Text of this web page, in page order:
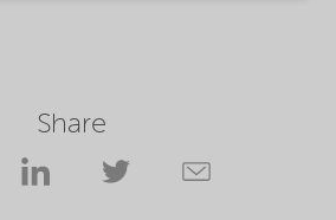
Share